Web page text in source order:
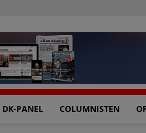
DK-PANEL COLUMNISTEN